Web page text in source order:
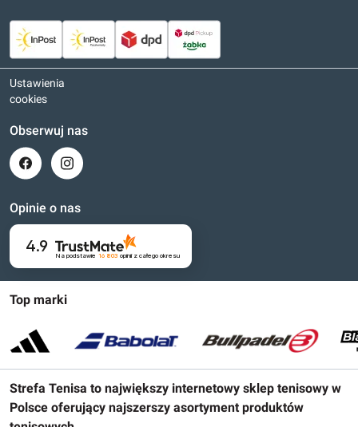
Top marki
Strefa Tenisa to największy internetowy sklep tenisowy w
Polsce oferujący najszerszy asortyment produktów
Ustawienia
cookies
Obserwuj nas
Opinie o nas
4.9
Na podstawie 16 803 opinii z całego okresu